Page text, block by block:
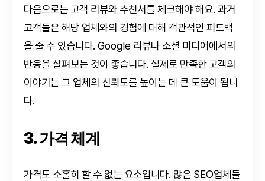
다음으로는 고객 리뷰와 추천서를 체크해야 해요. 과거
고객들은 해당 업체와의 경험에 대해 객관적인 피드백
을 줄 수 있습니다. Google 리뷰나 소셜 미디어에서의
반응을 살펴보는 것이 좋습니다. 실제로 만족한 고객의
이야기는 그 업체의 신뢰도를 높이는 데 큰 도움이 됩니
다.
3. 가격 체계
가격도 소홀히 할 수 없는 요소입니다. 많은 SEO업체들